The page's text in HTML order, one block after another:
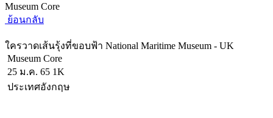
Museum Core
ย้อนกลับ
ใครวาดเส้นรุ้งที่ขอบฟ้า National Maritime Museum - UK
Museum Core
25 ม.ค. 65 1K
ประเทศอังกฤษ